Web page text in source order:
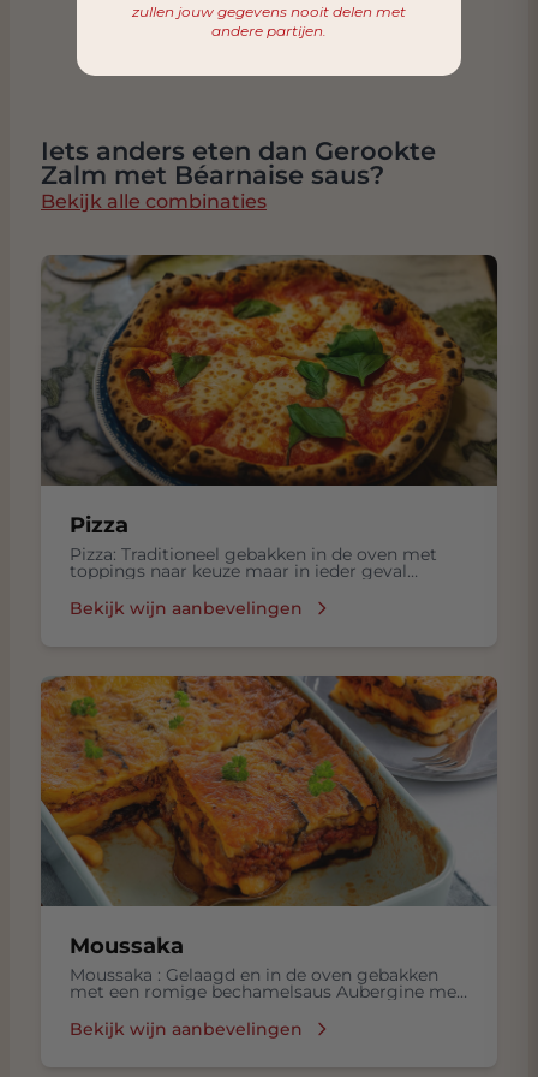
Iets anders eten dan Gerookte
Zalm met Béarnaise saus?
Bekijk alle combinaties
Pizza
Pizza: Traditioneel gebakken in de oven met
toppings naar keuze maar in ieder geval
Bekijk wijn aanbevelingen
Moussaka
Moussaka : Gelaagd en in de oven gebakken
met een romige bechamelsaus Aubergine met
Bechamelsaus, met Lamsvlees, Tomaten,
Kruiden zoals kaneel en nootmuskaat
Bekijk wijn aanbevelingen
zullen jouw gegevens nooit delen met
andere partijen.